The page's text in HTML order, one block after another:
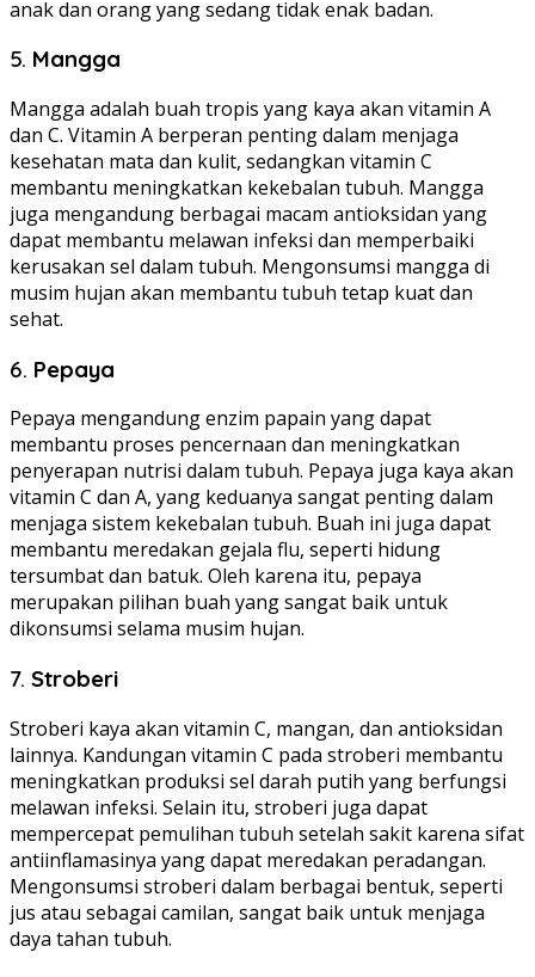
anak dan orang yang sedang tidak enak badan.
5. Mangga
Mangga adalah buah tropis yang kaya akan vitamin A
dan C. Vitamin A berperan penting dalam menjaga
kesehatan mata dan kulit, sedangkan vitamin C
membantu meningkatkan kekebalan tubuh. Mangga
juga mengandung berbagai macam antioksidan yang
dapat membantu melawan infeksi dan memperbaiki
kerusakan sel dalam tubuh. Mengonsumsi mangga di
musim hujan akan membantu tubuh tetap kuat dan
sehat.
6. Pepaya
Pepaya mengandung enzim papain yang dapat
membantu proses pencernaan dan meningkatkan
penyerapan nutrisi dalam tubuh. Pepaya juga kaya akan
vitamin C dan A, yang keduanya sangat penting dalam
menjaga sistem kekebalan tubuh. Buah ini juga dapat
membantu meredakan gejala flu, seperti hidung
tersumbat dan batuk. Oleh karena itu, pepaya
merupakan pilihan buah yang sangat baik untuk
dikonsumsi selama musim hujan.
7. Stroberi
Stroberi kaya akan vitamin C, mangan, dan antioksidan
lainnya. Kandungan vitamin C pada stroberi membantu
meningkatkan produksi sel darah putih yang berfungsi
melawan infeksi. Selain itu, stroberi juga dapat
mempercepat pemulihan tubuh setelah sakit karena sifat
antiinflamasinya yang dapat meredakan peradangan.
Mengonsumsi stroberi dalam berbagai bentuk, seperti
jus atau sebagai camilan, sangat baik untuk menjaga
daya tahan tubuh.